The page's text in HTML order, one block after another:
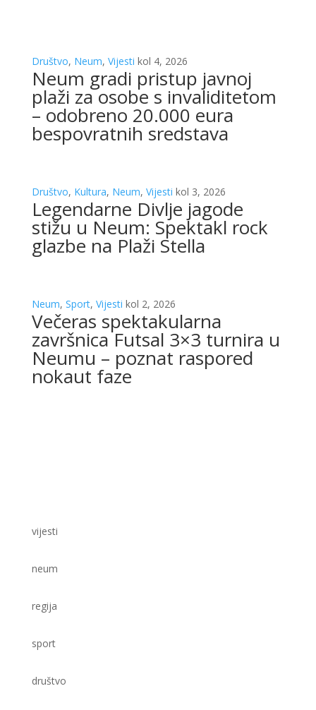
Društvo, Neum, Vijesti kol 4, 2026
Neum gradi pristup javnoj
plaži za osobe s invaliditetom
– odobreno 20.000 eura
bespovratnih sredstava
Društvo, Kultura, Neum, Vijesti kol 3, 2026
Legendarne Divlje jagode
stižu u Neum: Spektakl rock
glazbe na Plaži Stella
Neum, Sport, Vijesti kol 2, 2026
Večeras spektakularna
završnica Futsal 3×3 turnira u
Neumu – poznat raspored
nokaut faze
vijesti
neum
regija
sport
društvo